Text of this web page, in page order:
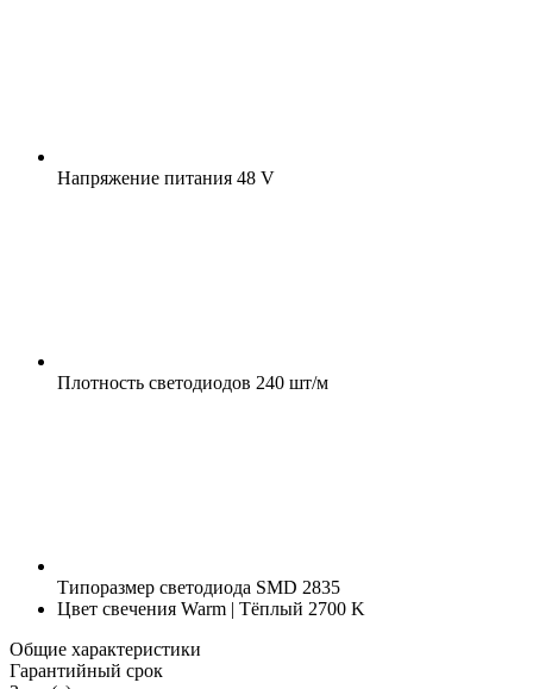
Напряжение питания 48 V
Плотность светодиодов 240 шт/м
Типоразмер светодиода SMD 2835
Цвет свечения Warm | Тёплый 2700 K
Общие характеристики
Гарантийный срок